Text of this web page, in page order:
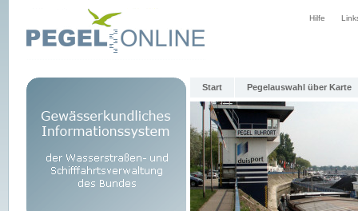
Hilfe
Start Pegelauswahl über Karte